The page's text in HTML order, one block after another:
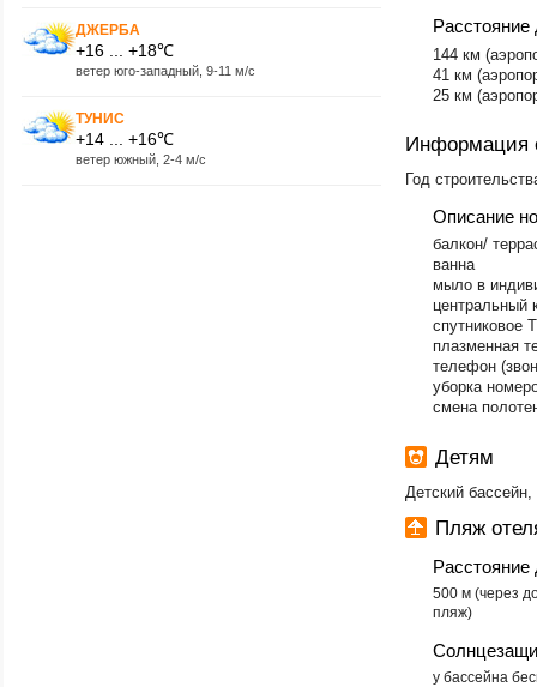
ДЖЕРБА
+16 ... +18℃
ветер юго-западный, 9-11 м/с
ТУНИС
+14 ... +16℃
ветер южный, 2-4 м/с
Расстояние
144 км
41 км
25 км
Информация
Год
Описание
балкон/
ванна
мыло в
центральный
спутниковое
плазменная
телефон
уборка
смена
Детям
Детский
Пляж
500 м (через
пляж)
у бассейна